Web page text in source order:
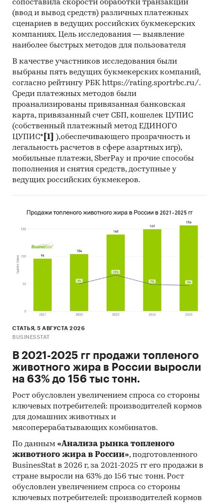
объемы покупок по потребителям, объемы
поставок по импортерам. Рейтинг ключевых
импортеров, покупателей с обозначением
объемов импорта по стоимости и физическим
величинам.
Продажи автомобильных аккумуляторов на
внутреннем рынке, ценовая политика,
корреляция цен при поставках как на
внутренний, так и на внешний рынок.
Категории:
Электрические аккумуляторы
Литий-ионный аккумулятор
Аккумуляторы и аккумуляторные батареи
Li-ion аккумуляторы
Литий-полимерные аккумуляторы
сопоставила скорости обработки транзакций
(ввод и вывод средств) различных платежных
сценариев в ведущих российских букмекерских
компаниях. Цель исследования — выявление
наиболее быстрых методов для пользователя
В качестве участников исследования были
выбраны пять ведущих букмекерских компаний,
согласно рейтингу РБК https://rating.sportrbc.ru/.
Среди платежных методов были
проанализированы привязанная банковская
карта, привязанный счет СБП, кошелек ЦУПИС
(собственный платежный метод ЕДИНОГО
ЦУПИС* [1]
),обеспечивающего прозрачность и
легальность расчетов в сфере азартных игр),
мобильные платежи, SberPay и прочие способы
пополнения и снятия средств, доступные у
ведущих российских букмекеров.
СТАТЬЯ, 5 АВГУСТА 2026
BUSINESSTAT
В 2021-2025 гг продажи топленого
животного жира в России выросли
на 63% до 156 тыс тонн.
Рост обусловлен увеличением спроса со стороны
ключевых потребителей: производителей кормов
для домашних животных и
мясоперерабатывающих комбинатов.
По данным «Анализа рынка топленого
животного жира в России», подготовленного
BusinesStat в 2026 г, за 2021-2025 гг его продажи в
стране выросли на 63% до 156 тыс тонн. Рост
обусловлен увеличением спроса со стороны
ключевых потребителей: производителей кормов